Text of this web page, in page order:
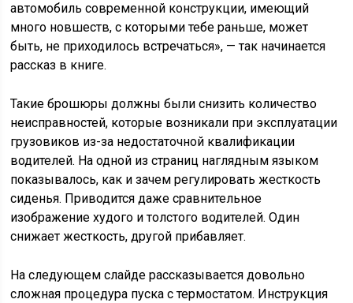
автомобиль современной конструкции, имеющий
много новшеств, с которыми тебе раньше, может
быть, не приходилось встречаться», — так начинается
рассказ в книге.
Такие брошюры должны были снизить количество
неисправностей, которые возникали при эксплуатации
грузовиков из-за недостаточной квалификации
водителей. На одной из страниц наглядным языком
показывалось, как и зачем регулировать жесткость
сиденья. Приводится даже сравнительное
изображение худого и толстого водителей. Один
снижает жесткость, другой прибавляет.
На следующем слайде рассказывается довольно
сложная процедура пуска с термостатом. Инструкция